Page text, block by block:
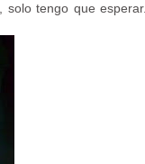
tengo que esperar.